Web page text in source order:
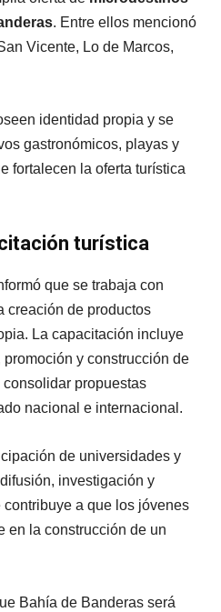
. Entre ellos mencionó
Vicente, Lo de Marcos,
identidad propia y se
gastronómicos, playas y
fortalecen la oferta turística
turística
que se trabaja con
creación de productos
La capacitación incluye
y construcción de
propuestas
nacional e internacional.
de universidades y
investigación y
a que los jóvenes
en la construcción de un
Bahía de Banderas será